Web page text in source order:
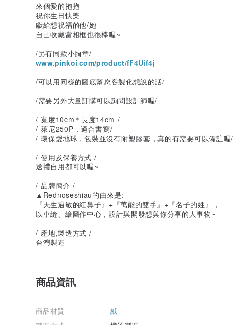
來個愛的抱抱
祝你生日快樂
獻給想祝福的他/她
自己收藏當相框也很棒喔~
/另有同款小胸章/
www.pinkoi.com/product/fF4Uif4j
/可以用同樣的圖底幫您客製化想說的話/
/需要另外大量訂購可以詢問設計師喔/
/ 寬度10cm＊長度14cm /
/ 萊尼250P . 適合書寫/
/ 環保愛地球，包裝並沒有附塑膠套，真的有需要可以備註喔/
/ 使用及保養方式 /
送禮自用都可以喔~
/ 品牌簡介 /
▲Rednoseshiau的由來是:
『天生過敏的紅鼻子』+『萬能的雙手』+『名子的姓』，
以車縫、繪圖作中心，設計與開發想與你分享的人事物~
/ 產地,製造方式 /
台灣製造
商品資訊
商品材質
紙